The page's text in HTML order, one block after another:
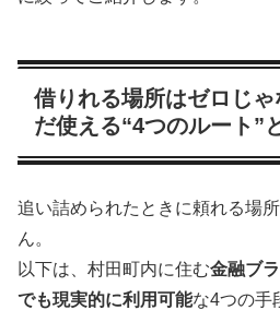
借りれる場所はゼロじ
だ使える“4つのルート”
追い詰められたときに頼れる場
ん。
以下は、村田町内に住む金融ブ
でも現実的に利用可能な4つの手